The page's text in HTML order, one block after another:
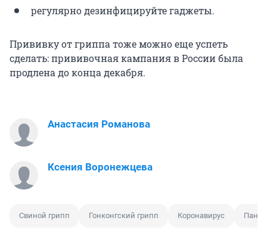
регулярно дезинфицируйте гаджеты.
Прививку от гриппа тоже можно еще успеть
сделать: прививочная кампания в России была
продлена до конца декабря.
Анастасия Романова
Ксения Воронежцева
Свиной грипп Гонконгский грипп Коронавирус